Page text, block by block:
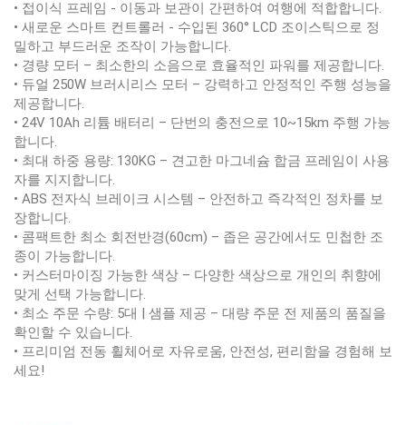
• 접이식 프레임 - 이동과 보관이 간편하여 여행에 적합합니다.
• 새로운 스마트 컨트롤러 - 수입된 360° LCD 조이스틱으로 정
밀하고 부드러운 조작이 가능합니다.
• 경량 모터 – 최소한의 소음으로 효율적인 파워를 제공합니다.
• 듀얼 250W 브러시리스 모터 – 강력하고 안정적인 주행 성능을
제공합니다.
• 24V 10Ah 리튬 배터리 – 단번의 충전으로 10~15km 주행 가능
합니다.
• 최대 하중 용량: 130KG – 견고한 마그네슘 합금 프레임이 사용
자를 지지합니다.
• ABS 전자식 브레이크 시스템 – 안전하고 즉각적인 정차를 보
장합니다.
• 콤팩트한 최소 회전반경(60cm) – 좁은 공간에서도 민첩한 조
종이 가능합니다.
• 커스터마이징 가능한 색상 – 다양한 색상으로 개인의 취향에
맞게 선택 가능합니다.
• 최소 주문 수량: 5대 | 샘플 제공 – 대량 주문 전 제품의 품질을
확인할 수 있습니다.
• 프리미엄 전동 휠체어로 자유로움, 안전성, 편리함을 경험해 보
세요!